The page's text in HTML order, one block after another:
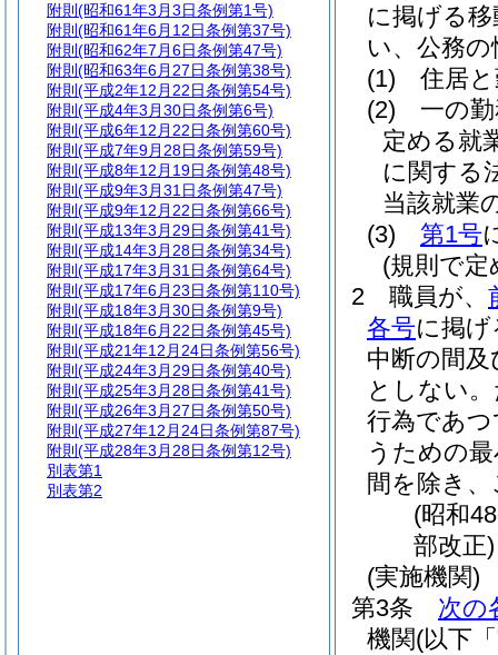
に掲げる
い、公務
(1)
住居
(2)
一の
定める就
に関する
当該就業
(3)
第1号
(規則で
2
職員が、
各号に掲
中断の間
としない。
行為であ
うための
間を除き
(昭和
部改正)
(実施機関)
第3条
次の
機関(以下
附則 (昭和61年3月3日条例第1号)
附則 (昭和61年6月12日条例第37号)
附則 (昭和62年7月6日条例第47号)
附則 (昭和63年6月27日条例第38号)
附則 (平成2年12月22日条例第54号)
附則 (平成4年3月30日条例第6号)
附則 (平成6年12月22日条例第60号)
附則 (平成7年9月28日条例第59号)
附則 (平成8年12月19日条例第48号)
附則 (平成9年3月31日条例第47号)
附則 (平成9年12月22日条例第66号)
附則 (平成13年3月29日条例第41号)
附則 (平成14年3月28日条例第34号)
附則 (平成17年3月31日条例第64号)
附則 (平成17年6月23日条例第110号)
附則 (平成18年3月30日条例第9号)
附則 (平成18年6月22日条例第45号)
附則 (平成21年12月24日条例第56号)
附則 (平成24年3月29日条例第40号)
附則 (平成25年3月28日条例第41号)
附則 (平成26年3月27日条例第50号)
附則 (平成27年12月24日条例第87号)
附則 (平成28年3月28日条例第12号)
別表第1
別表第2